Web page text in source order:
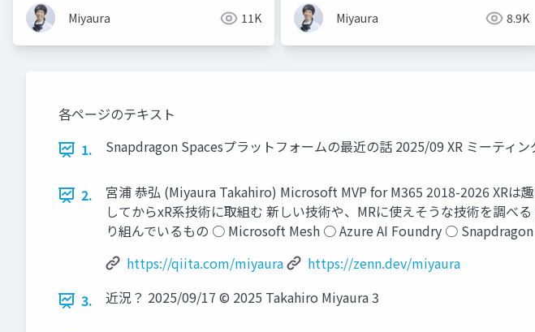
Miyaura 11K Miyaura 8.9K
各ページのテキスト
1.
Snapdragon Spacesプラットフォームの最近の話 2025/09 XR ミーティ
2.
宮浦 恭弘 (Miyaura Takahiro) Microsoft MVP for M365 2018-2026 XRは
してからxR系技術に取組む 新しい技術や、MRに使えそうな技術を調
り組んでいるもの ○ Microsoft Mesh ○ Azure AI Foundry ○
https://qiita.com/miyaura
https://zenn.dev/miyaura
3.
近況？ 2025/09/17 © 2025 Takahiro Miyaura 3